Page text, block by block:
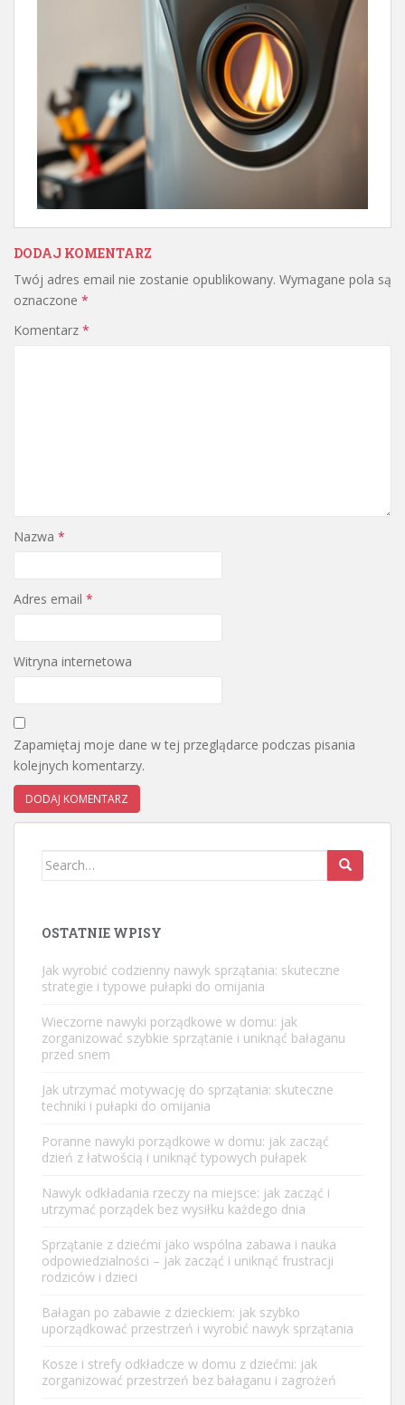
DODAJ KOMENTARZ
Twój adres email nie zostanie opublikowany. Wymagane pola są
oznaczone *
Komentarz *
Nazwa *
Adres email *
Witryna internetowa
Zapamiętaj moje dane w tej przeglądarce podczas pisania
kolejnych komentarzy.
Search
OSTATNIE WPISY
Jak wyrobić codzienny nawyk sprzątania: skuteczne
strategie i typowe pułapki do omijania
Wieczorne nawyki porządkowe w domu: jak
zorganizować szybkie sprzątanie i uniknąć bałaganu
przed snem
Jak utrzymać motywację do sprzątania: skuteczne
techniki i pułapki do omijania
Poranne nawyki porządkowe w domu: jak zacząć
dzień z łatwością i uniknąć typowych pułapek
Nawyk odkładania rzeczy na miejsce: jak zacząć i
utrzymać porządek bez wysiłku każdego dnia
Sprzątanie z dziećmi jako wspólna zabawa i nauka
odpowiedzialności – jak zacząć i uniknąć frustracji
rodziców i dzieci
Bałagan po zabawie z dzieckiem: jak szybko
uporządkować przestrzeń i wyrobić nawyk sprzątania
Kosze i strefy odkładcze w domu z dziećmi: jak
zorganizować przestrzeń bez bałaganu i zagrożeń